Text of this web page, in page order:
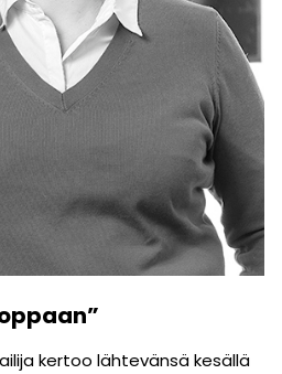
kertoo lähtevänsä kesällä